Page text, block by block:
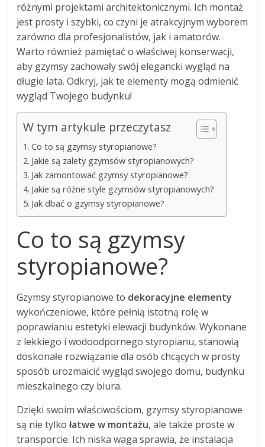
różnymi projektami architektonicznymi. Ich montaż
jest prosty i szybki, co czyni je atrakcyjnym wyborem
zarówno dla profesjonalistów, jak i amatorów.
Warto również pamiętać o właściwej konserwacji,
aby gzymsy zachowały swój elegancki wygląd na
długie lata. Odkryj, jak te elementy mogą odmienić
wygląd Twojego budynku!
W tym artykule przeczytasz
Co to są gzymsy styropianowe?
Jakie są zalety gzymsów styropianowych?
Jak zamontować gzymsy styropianowe?
Jakie są różne style gzymsów styropianowych?
Jak dbać o gzymsy styropianowe?
Co to są gzymsy
styropianowe?
Gzymsy styropianowe to dekoracyjne elementy
wykończeniowe, które pełnią istotną rolę w
poprawianiu estetyki elewacji budynków. Wykonane
z lekkiego i wodoodpornego styropianu, stanowią
doskonałe rozwiązanie dla osób chcących w prosty
sposób urozmaicić wygląd swojego domu, budynku
mieszkalnego czy biura.
Dzięki swoim właściwościom, gzymsy styropianowe
są nie tylkołatwe w montażu, ale także proste w
transporcie. Ich niska waga sprawia, że instalacja